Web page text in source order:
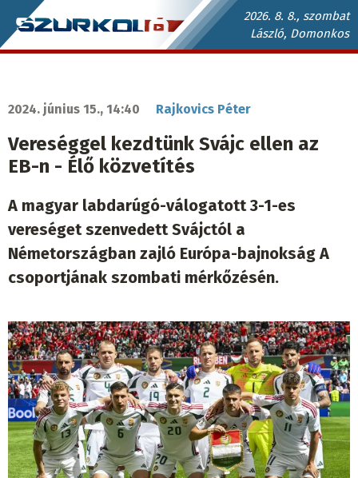
Ugrás
a
2026. 8. 8., szombat
László, Domonkos
Szurkoló.sk
2024. június 15., 14:40 Rajkovics Péter
Vereséggel kezdtünk Svájc ellen az
EB-n - Élő közvetítés
A magyar labdarúgó-válogatott 3-1-es
vereséget szenvedett Svájctól a
Németországban zajló Európa-bajnokság A
csoportjának szombati mérkőzésén.